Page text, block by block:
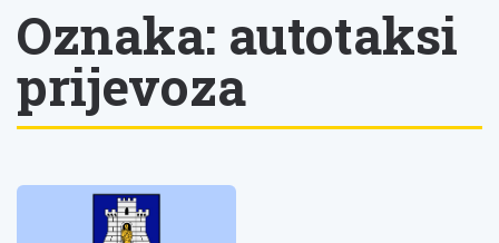
Oznaka: autotaksi
prijevoza